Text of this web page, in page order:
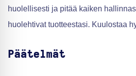
huolellisesti ja pitää kaiken
huolehtivat tuotteestasi. Kuulostaa
Päätelmät